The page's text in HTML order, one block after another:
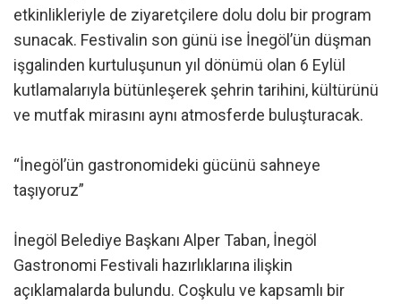
etkinlikleriyle de ziyaretçilere dolu dolu bir program
sunacak. Festivalin son günü ise İnegöl’ün düşman
işgalinden kurtuluşunun yıl dönümü olan 6 Eylül
kutlamalarıyla bütünleşerek şehrin tarihini, kültürünü
ve mutfak mirasını aynı atmosferde buluşturacak.
“İnegöl’ün gastronomideki gücünü sahneye
taşıyoruz”
İnegöl Belediye Başkanı Alper Taban, İnegöl
Gastronomi Festivali hazırlıklarına ilişkin
açıklamalarda bulundu. Coşkulu ve kapsamlı bir